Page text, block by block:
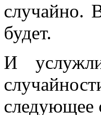
случайно.
будет.
И
следующее